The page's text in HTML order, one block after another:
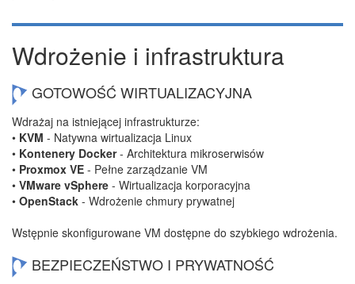
Wdrożenie i infrastruktura
GOTOWOŚĆ WIRTUALIZACYJNA
Wdrażaj na istniejącej infrastrukturze:
• KVM - Natywna wirtualizacja Linux
• Kontenery Docker- Architektura mikroserwisów
• Proxmox VE - Pełne zarządzanie VM
• VMware vSphere - Wirtualizacja korporacyjna
• OpenStack - Wdrożenie chmury prywatnej
Wstępnie skonfigurowane VM dostępne do szybkiego wdrożenia.
BEZPIECZEŃSTWO I PRYWATNOŚĆ